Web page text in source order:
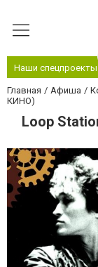
Наши спецпроекты
Главная Афиша
КИНО)
Loop